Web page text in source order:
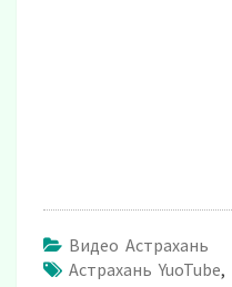
Видео Астрахань
Астрахань YuoTube,